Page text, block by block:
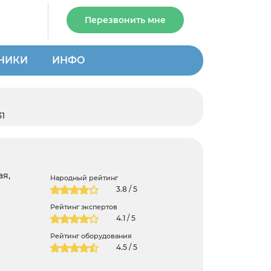
Перезвонить мне
ИНФО
Народный рейтинг
3.8 / 5
Рейтинг экспертов
4.1 / 5
Рейтинг оборудования
4.5 / 5